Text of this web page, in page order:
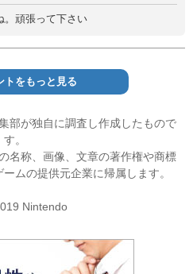
。頑張って下さい
トをもっと見る
部が独自に調査し作成したもので
す。
名称、画像、文章の著作権や商標
ムの提供元企業に帰属します。
Nintendo